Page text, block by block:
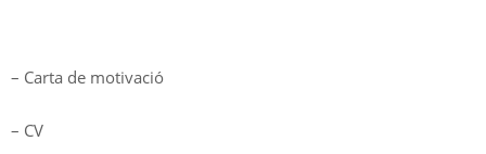
– Carta de motivació
– CV